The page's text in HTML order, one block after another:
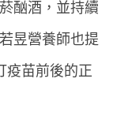
酗酒，並持續
昱營養師也提
疫苗前後的正